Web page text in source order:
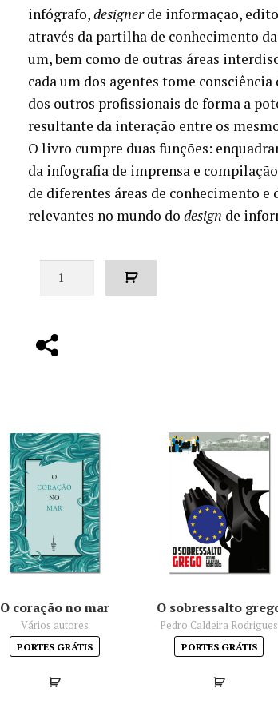
€16.00. €14.40.
infógrafo,designerde informação,
através da partilha de conhecimento
um, bem como de outras áreas
cada um dos agentes tome consciência
dos outros profissionais de forma a
resultante da interação entre os
O livro cumpre duas funções:
da infografia de imprensa e
de diferentes áreas de conhecimento
relevantes no mundo do design de
infografia
O coração no mar
Vários autores
PORTES GRÁTIS
O sobressalto
Pedro Caldeira Rodrigues
PORTES GRÁTIS